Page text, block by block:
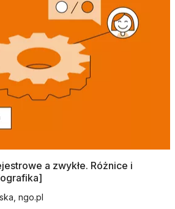
a zwykłe. Różnice i
ngo.pl